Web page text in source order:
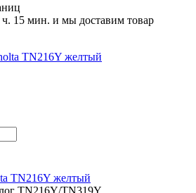
ч. 15 мин. и мы доставим товар
TN216Y желтый
TN216Y/TN319Y